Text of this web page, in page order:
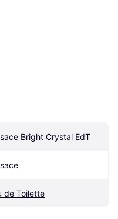
Bright Crystal EdT
de Toilette